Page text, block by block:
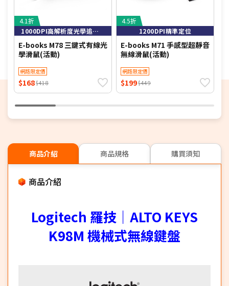
4.1折
1000DPI高解析度光學追蹤技術，定位精準
E-books M78 三鍵式有線光
學滑鼠(活動)
網路限定價
$168$418
4.5折
1200DPI精準定位
E-books M71 手感型超靜音
無線滑鼠(活動)
網路限定價
$199$449
商品介紹 商品規格 購買須知
商品介紹
Logitech 羅技｜ALTO KEYS
K98M 機械式無線鍵盤